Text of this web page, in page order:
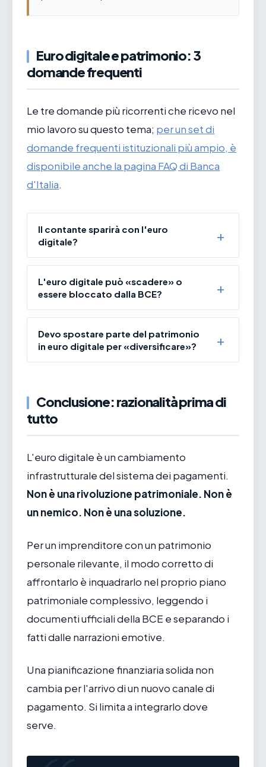
Euro digitale e patrimonio: 3
domande frequenti
Le tre domande più ricorrenti che ricevo nel
mio lavoro su questo tema; per un set di
domande frequenti istituzionali più ampio, è
disponibile anche la pagina FAQ di Banca
d'Italia.
Il contante sparirà con l'euro
digitale?
L'euro digitale può «scadere» o
essere bloccato dalla BCE?
Devo spostare parte del patrimonio
in euro digitale per «diversificare»?
Conclusione: razionalità prima di
tutto
L'euro digitale è un cambiamento
infrastrutturale del sistema dei pagamenti.
Non è una rivoluzione patrimoniale. Non è
un nemico. Non è una soluzione.
Per un imprenditore con un patrimonio
personale rilevante, il modo corretto di
affrontarlo è inquadrarlo nel proprio piano
patrimoniale complessivo, leggendo i
documenti ufficiali della BCE e separando i
fatti dalle narrazioni emotive.
Una pianificazione finanziaria solida non
cambia per l'arrivo di un nuovo canale di
pagamento. Si limita a integrarlo dove
serve.